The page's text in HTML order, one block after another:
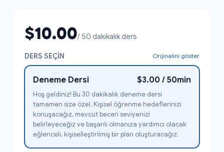
$10.00/ 50 dakikalık ders
DERS SEÇIN Orijinalini göster
Deneme Dersi $3.00 / 50min
Hoş geldiniz! Bu 30 dakikalık deneme dersi
tamamen size özel. Kişisel öğrenme hedeflerinizi
konuşacağız, mevcut beceri seviyenizi
belirleyeceğiz ve başarılı olmanıza yardımcı olacak
eğlenceli, kişiselleştirilmiş bir plan oluşturacağız.